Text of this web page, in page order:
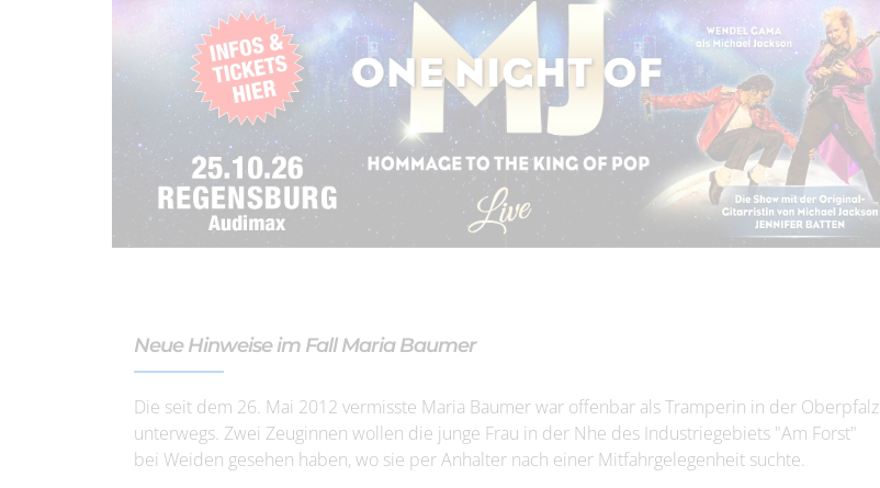
Neue Hinweise im Fall Maria Baumer
Die seit dem 26. Mai 2012 vermisste Maria Baumer war offenbar als Tramperin in der Oberpfalz
unterwegs. Zwei Zeuginnen wollen die junge Frau in der Nhe des Industriegebiets "Am Forst"
bei Weiden gesehen haben, wo sie per Anhalter nach einer Mitfahrgelegenheit suchte.